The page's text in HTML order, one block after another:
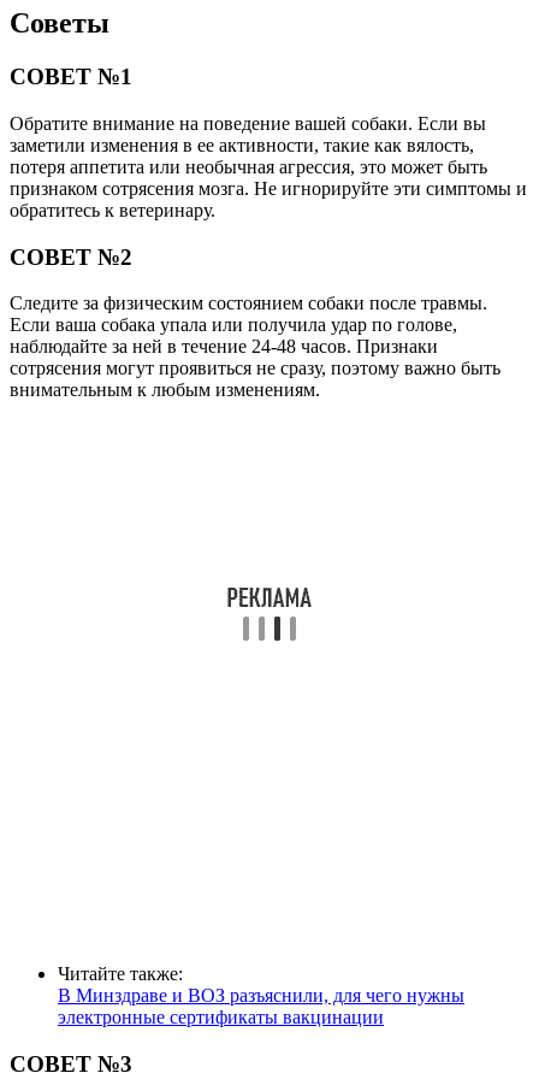
Советы
СОВЕТ №1
Обратите внимание на поведение вашей собаки. Если вы
заметили изменения в ее активности, такие как вялость,
потеря аппетита или необычная агрессия, это может быть
признаком сотрясения мозга. Не игнорируйте эти симптомы и
обратитесь к ветеринару.
СОВЕТ №2
Следите за физическим состоянием собаки после травмы.
Если ваша собака упала или получила удар по голове,
наблюдайте за ней в течение 24-48 часов. Признаки
сотрясения могут проявиться не сразу, поэтому важно быть
внимательным к любым изменениям.
Читайте также:
В Минздраве и ВОЗ разъяснили, для чего нужны
электронные сертификаты вакцинации
СОВЕТ №3